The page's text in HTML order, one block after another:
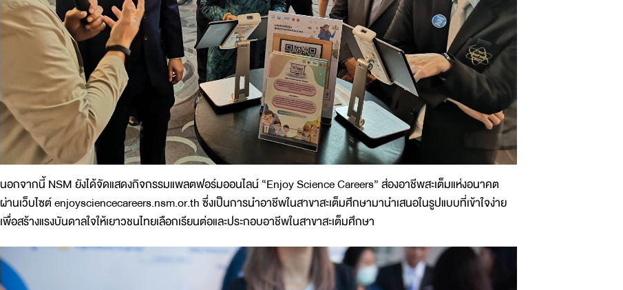
นอกจากนี้ NSM ยังได้จัดแสดงกิจกรรมแพลตฟอร์มออนไลน์ “Enjoy Science Careers” ส่องอาชีพสะเต็มแห่งอนาคต
ผ่านเว็บไซต์ enjoysciencecareers.nsm.or.th ซึ่งเป็นการนำอาชีพในสาขาสะเต็มศึกษามานำเสนอในรูปแบบที่เข้าใจง่าย
เพื่อสร้างแรงบันดาลใจให้เยาวชนไทยเลือกเรียนต่อและประกอบอาชีพในสาขาสะเต็มศึกษา